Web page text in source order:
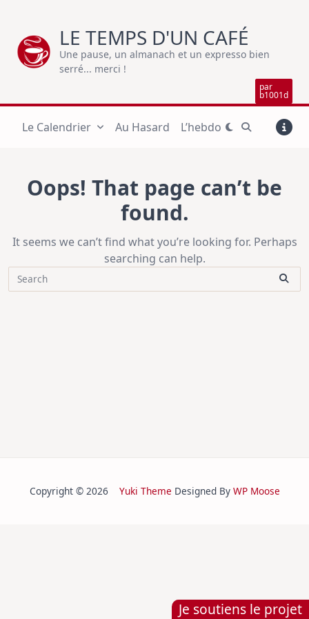
Je soutiens le projet
content
LE TEMPS D'UN CAFÉ
Une pause, un almanach et un expresso bien
serré... merci !
par
b1001d
Le Calendrier Au Hasard L’hebdo
Oops! That page can’t be
found.
It seems we can’t find what you’re looking for. Perhaps
searching can help.
Search
Copyright © 2026 Yuki Theme Designed By WP Moose